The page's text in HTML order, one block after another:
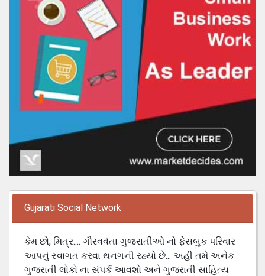
Gujarati Social Network
કેમ છો, મિત્ર.... ગૌરવવંતા ગુજરાતીઓ નો ફેસબુક પરિવાર
આપનું સ્વાગત કરવા થનગની રહ્યો છે... અહી તમે અનેક
ગુજરાતી લોકો ના સંપર્ક આવશો અને ગુજરાતી સાહિત્ય